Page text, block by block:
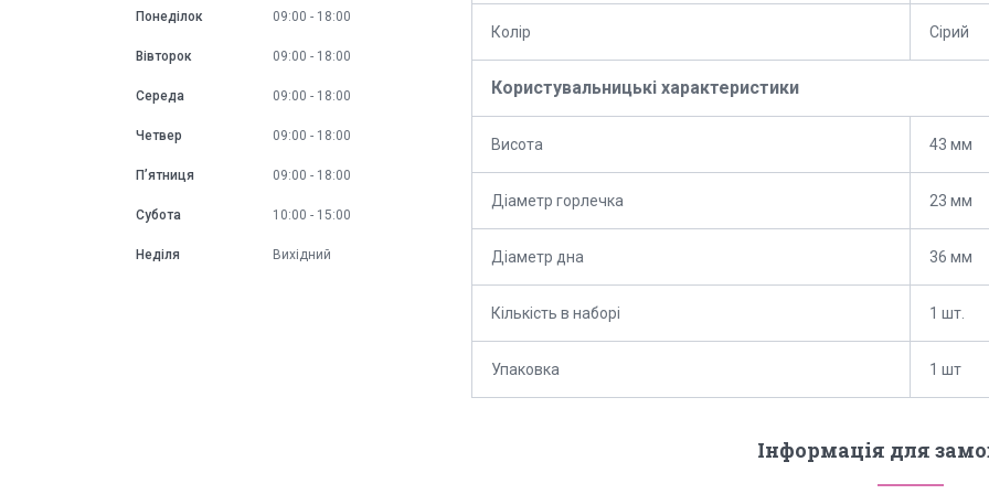
Колір Сірий
Користувальницькі характеристики
Висота 43 мм
Діаметр горлечка 23 мм
Діаметр дна 36 мм
Кількість в наборі 1 шт.
Упаковка 1 шт
Інформація для
Понеділок 09:00 18:00
Вівторок 09:00 18:00
Середа 09:00 18:00
Четвер 09:00 18:00
Пʼятниця 09:00 18:00
Субота 10:00 15:00
Неділя Вихідний